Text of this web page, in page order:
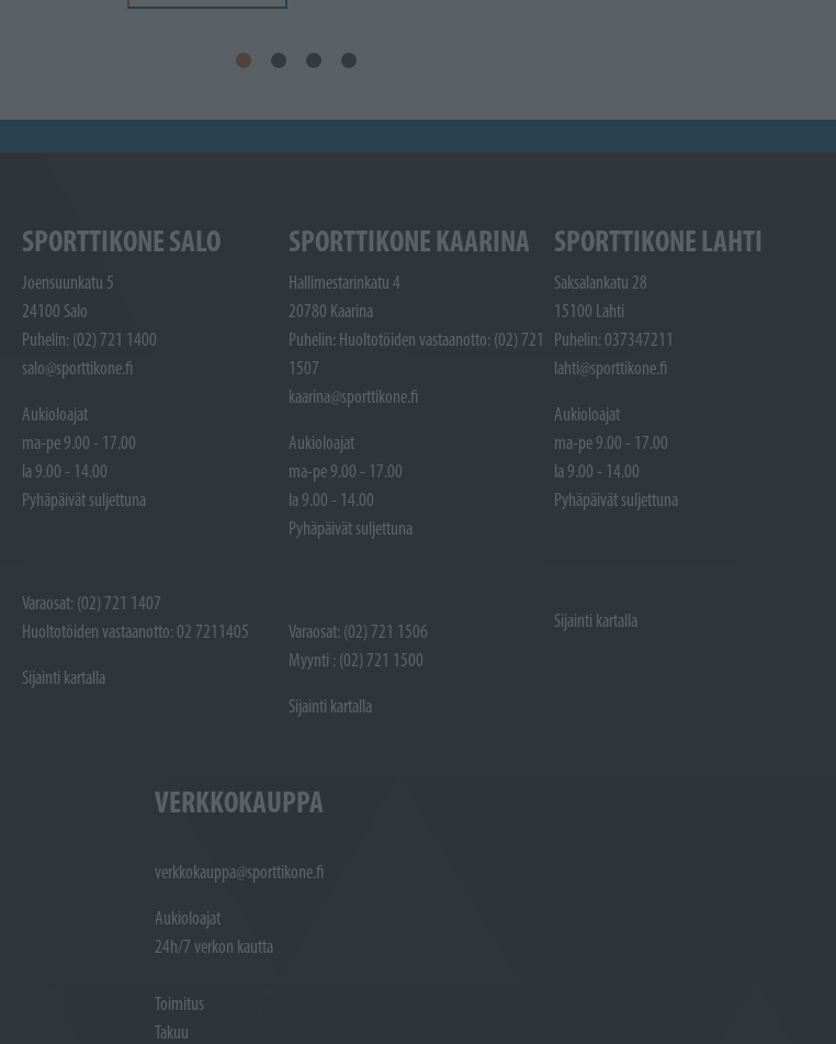
SPORTTIKONE SALO
Joensuunkatu 5
24100 Salo
Puhelin: (02) 721 1400
salo@sporttikone.fi
Aukioloajat
ma-pe 9.00 - 17.00
la 9.00 - 14.00
Pyhäpäivät suljettuna
Varaosat: (02) 721 1407
Huoltotöiden vastaanotto: 02 7211405
Sijainti kartalla
SPORTTIKONE KAARINA
Hallimestarinkatu 4
20780 Kaarina
Puhelin: Huoltotöiden vastaanotto: (02) 721
1507
kaarina@sporttikone.fi
Aukioloajat
ma-pe 9.00 - 17.00
la 9.00 - 14.00
Pyhäpäivät suljettuna
Varaosat: (02) 721 1506
Myynti : (02) 721 1500
Sijainti kartalla
SPORTTIKONE LAHTI
Saksalankatu 28
15100 Lahti
Puhelin: 037347211
lahti@sporttikone.fi
Aukioloajat
ma-pe 9.00 - 17.00
la 9.00 - 14.00
Pyhäpäivät suljettuna
Sijainti kartalla
VERKKOKAUPPA
verkkokauppa@sporttikone.fi
Aukioloajat
24h/7 verkon kautta
Toimitus
Takuu